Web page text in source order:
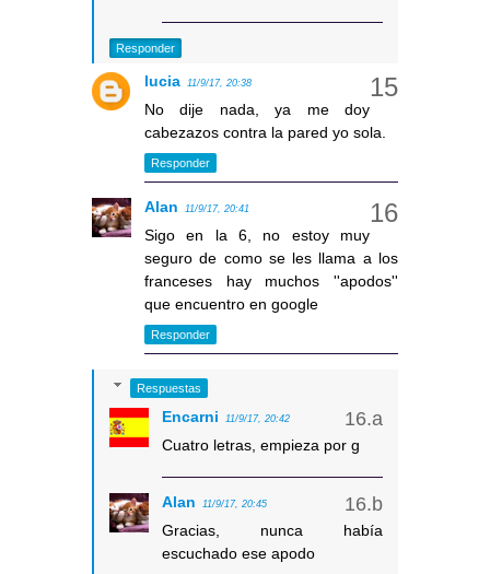
Responder
lucia 11/9/17, 20:38
No dije nada, ya me doy
cabezazos contra la pared yo sola.
Responder
Alan 11/9/17, 20:41
Sigo en la 6, no estoy muy
seguro de como se les llama a los
franceses hay muchos ''apodos''
que encuentro en google
Responder
Respuestas
Encarni 11/9/17, 20:42
Cuatro letras, empieza por g
Alan 11/9/17, 20:45
Gracias, nunca había
escuchado ese apodo